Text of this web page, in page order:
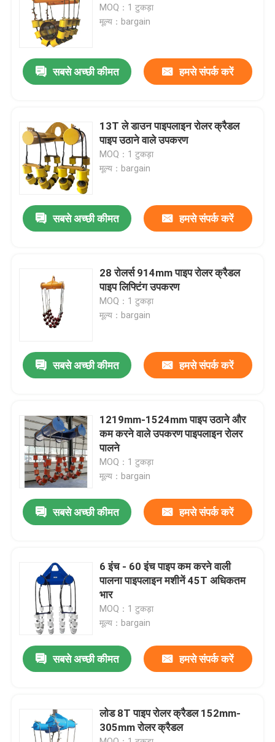
उत्पादों
वीडियो
हमारे बारे में
गुणवत्ता नियंत्रण
संपर्क करें
एक उद्धरण का अनुरोध करें
पाइपलाइन परत
MOQ：1 टुकड़ा
मूल्य：bargain
सबसे अच्छी कीमत हमसे संपर्क करें
13T ले डाउन पाइपलाइन रोलर क्रैडल
पाइप उठाने वाले उपकरण
MOQ：1 टुकड़ा
मूल्य：bargain
सबसे अच्छी कीमत हमसे संपर्क करें
28 रोलर्स 914mm पाइप रोलर क्रैडल
पाइप लिफ्टिंग उपकरण
MOQ：1 टुकड़ा
मूल्य：bargain
सबसे अच्छी कीमत हमसे संपर्क करें
1219mm-1524mm पाइप उठाने और
कम करने वाले उपकरण पाइपलाइन रोलर
पालने
MOQ：1 टुकड़ा
मूल्य：bargain
सबसे अच्छी कीमत हमसे संपर्क करें
6 इंच - 60 इंच पाइप कम करने वाली
पालना पाइपलाइन मशीनें 45T अधिकतम
भार
MOQ：1 टुकड़ा
मूल्य：bargain
सबसे अच्छी कीमत हमसे संपर्क करें
लोड 8T पाइप रोलर क्रैडल 152mm-
305mm रोलर क्रैडल